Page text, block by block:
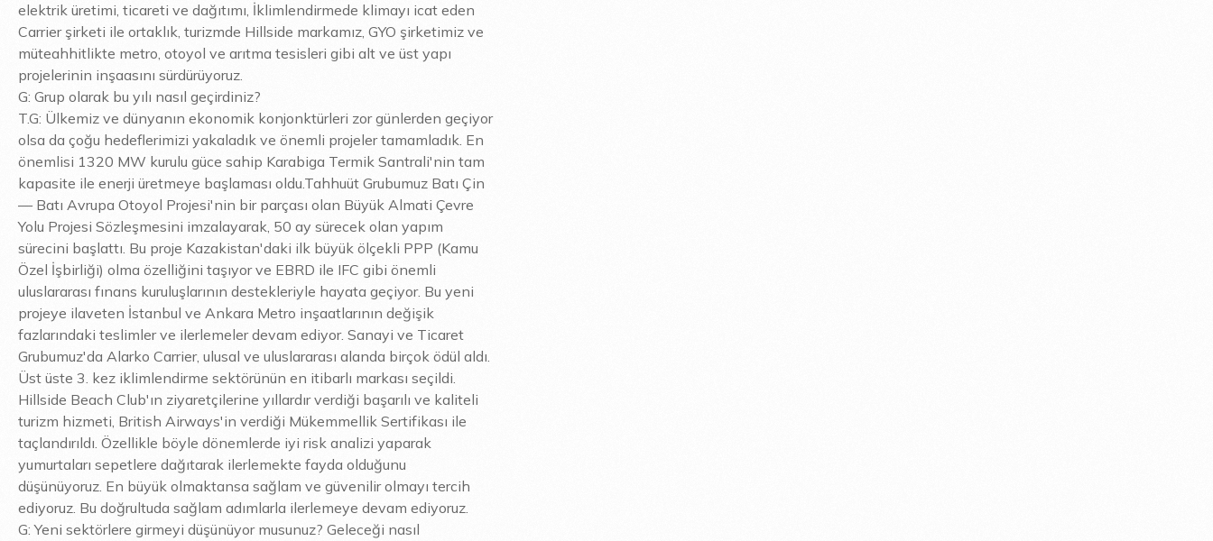
elektrik üretimi, ticareti ve dağıtımı, İklimlendirmede klimayı icat eden
Carrier şirketi ile ortaklık, turizmde Hillside markamız, GYO şirketimiz ve
müteahhitlikte metro, otoyol ve arıtma tesisleri gibi alt ve üst yapı
projelerinin inşaasını sürdürüyoruz.
G: Grup olarak bu yılı nasıl geçirdiniz?
T.G: Ülkemiz ve dünyanın ekonomik konjonktürleri zor günlerden geçiyor
olsa da çoğu hedeflerimizi yakaladık ve önemli projeler tamamladık. En
önemlisi 1320 MW kurulu güce sahip Karabiga Termik Santrali'nin tam
kapasite ile enerji üretmeye başlaması oldu.Tahhuüt Grubumuz Batı Çin
— Batı Avrupa Otoyol Projesi'nin bir parçası olan Büyük Almati Çevre
Yolu Projesi Sözleşmesini imzalayarak, 50 ay sürecek olan yapım
sürecini başlattı. Bu proje Kazakistan'daki ilk büyük ölçekli PPP (Kamu
Özel İşbirliği) olma özelliğini taşıyor ve EBRD ile IFC gibi önemli
uluslararası fınans kuruluşlarının destekleriyle hayata geçiyor. Bu yeni
projeye ilaveten İstanbul ve Ankara Metro inşaatlarının değişik
fazlarındaki teslimler ve ilerlemeler devam ediyor. Sanayi ve Ticaret
Grubumuz'da Alarko Carrier, ulusal ve uluslararası alanda birçok ödül aldı.
Üst üste 3. kez iklimlendirme sektörünün en itibarlı markası seçildi.
Hillside Beach Club'ın ziyaretçilerine yıllardır verdiği başarılı ve kaliteli
turizm hizmeti, British Airways'in verdiği Mükemmellik Sertifikası ile
taçlandırıldı. Özellikle böyle dönemlerde iyi risk analizi yaparak
yumurtaları sepetlere dağıtarak ilerlemekte fayda olduğunu
düşünüyoruz. En büyük olmaktansa sağlam ve güvenilir olmayı tercih
ediyoruz. Bu doğrultuda sağlam adımlarla ilerlemeye devam ediyoruz.
G: Yeni sektörlere girmeyi düşünüyor musunuz? Geleceği nasıl